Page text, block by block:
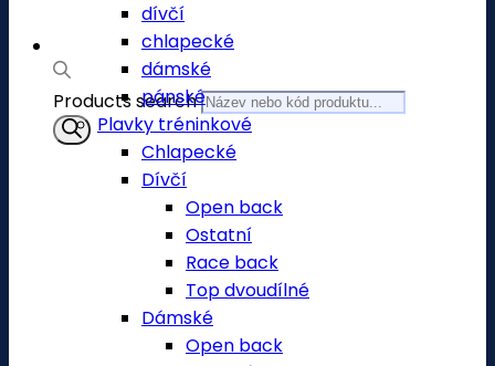
Products search
dívčí
chlapecké
dámské
pánské
Plavky tréninkové
Chlapecké
Dívčí
Open back
Ostatní
Race back
Top dvoudílné
Dámské
Open back